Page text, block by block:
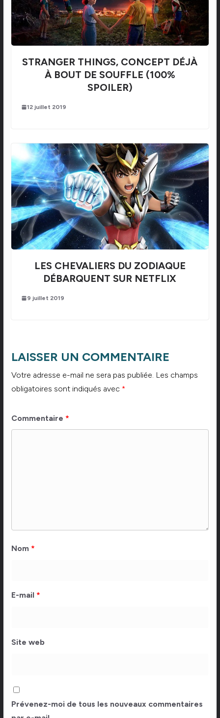
STRANGER THINGS, CONCEPT DÉJÀ
À BOUT DE SOUFFLE (100%
SPOILER)
12 juillet 2019
LES CHEVALIERS DU ZODIAQUE
DÉBARQUENT SUR NETFLIX
9 juillet 2019
LAISSER UN COMMENTAIRE
Votre adresse e-mail ne sera pas publiée. Les champs
obligatoires sont indiqués avec *
Commentaire *
Nom *
E-mail *
Site web
Prévenez-moi de tous les nouveaux commentaires